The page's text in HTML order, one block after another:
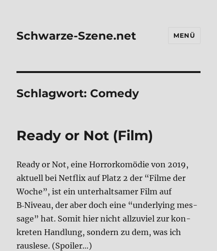
Schwarze-Szene.net MENÜ
Schlagwort: Comedy
Rea­dy or Not (Film)
Rea­dy or Not, eine Hor­ror­ko­mö­die von 2019,
aktu­ell bei Net­flix auf Platz 2 der “Fil­me der
Woche”, ist ein unter­halt­sa­mer Film auf
B‑Niveau, der aber doch eine “under­ly­ing mes­
sa­ge” hat. Somit hier nicht all­zu­viel zur kon­
kre­ten Hand­lung, son­dern zu dem, was ich
raus­le­se. (Spoi­ler…)